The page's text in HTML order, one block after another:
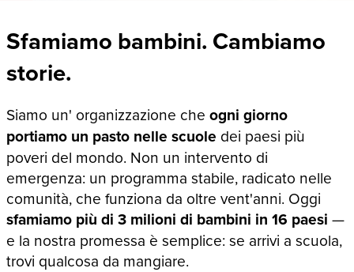
Sfamiamo bambini. Cambiamo
storie.
Siamo un' organizzazione che ogni giorno
portiamo un pasto nelle scuole dei paesi più
poveri del mondo. Non un intervento di
emergenza: un programma stabile, radicato nelle
comunità, che funziona da oltre vent'anni. Oggi
sfamiamo più di 3 milioni di bambini in 16 paesi —
e la nostra promessa è semplice: se arrivi a scuola,
trovi qualcosa da mangiare.